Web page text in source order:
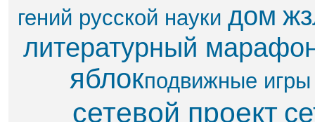
гений русской науки дом
литературный
яблок​подвижные игры
сетевой проект